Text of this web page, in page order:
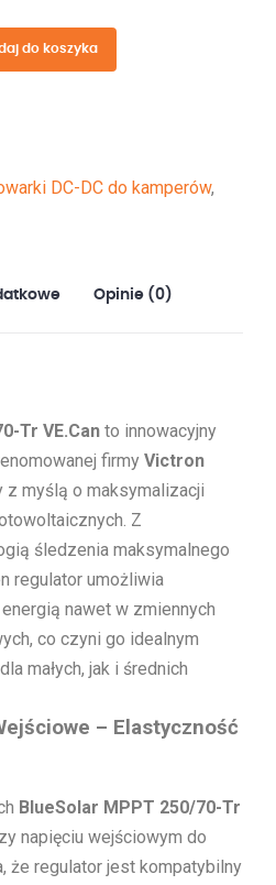
do koszyka
DC-DC do kamperów,
Opinie (0)
Tr VE.Can to innowacyjny
firmy Victron
z myślą o maksymalizacji
Z
śledzenia maksymalnego
regulator umożliwia
nawet w zmiennych
co czyni go idealnym
małych, jak i średnich
– Elastyczność
BlueSolar MPPT 250/70-Tr
napięciu wejściowym do
że regulator jest kompatybilny